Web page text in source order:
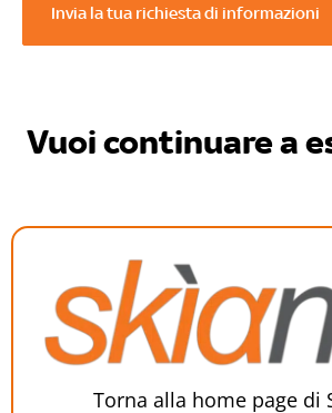
Invia la tua richiesta di informazioni
Vuoi continuare a
Torna alla home page di